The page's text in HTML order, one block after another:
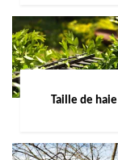
Taille de